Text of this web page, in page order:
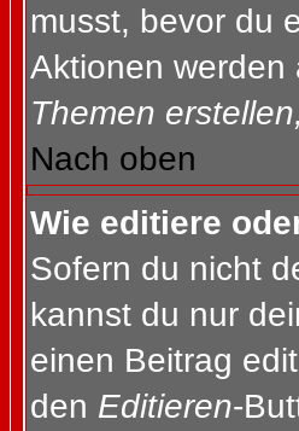
musst, bevor du
Aktionen
Themen
Nach oben
Wie editiere
Sofern du nicht
kannst du nur
einen Beitrag
den Editieren-